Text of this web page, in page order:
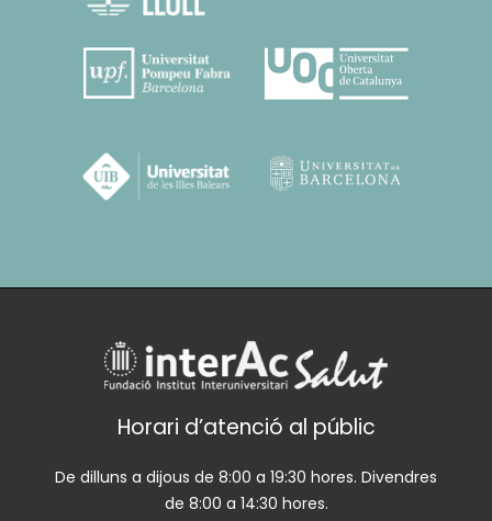
Horari d’atenció al públic
De dilluns a dijous de 8:00 a 19:30 hores. Divendres
de 8:00 a 14:30 hores.